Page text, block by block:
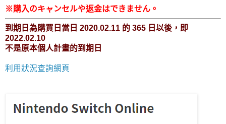
※購入のキャンセルや返金はできません。
到期日為購買日當日 2020.02.11 的 365 日以後，即
2022.02.10
不是原本個人計畫的到期日
利用狀況查詢網頁